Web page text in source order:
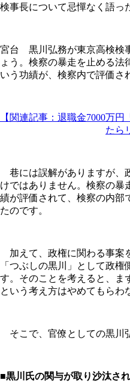
検事長について忌憚なく語っ
宮台 黒川弘務が東京高検検
ょう。検察の暴走を止める法
いう功績が、検察内で評価さ
【関連記事：退職金7000万
たら
巷には誤解がありますが、
けではありません。検察の暴
績が評価されて、検察の内部
たのです。
加えて、政権に関わる事案
「つぶしの黒川」として政
す。そのことを考えると、ま
という考え方はやめてもらわ
そこで、官僚としての黒川
■黒川氏の関与が取り沙汰さ